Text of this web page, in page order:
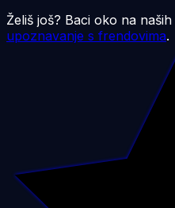
Želiš još? Baci oko na naših
upoznavanje s frendovima.